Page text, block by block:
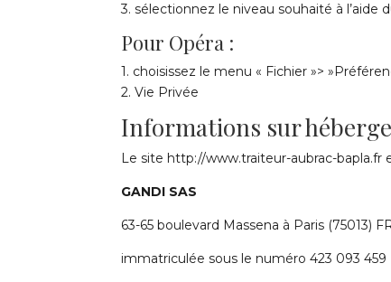
3. sélectionnez le niveau souhaité à l’aide
Pour Opéra :
1. choisissez le menu « Fichier »>
2. Vie Privée
Informations sur
Le site http://www.traiteur-aubrac-bapla.fr
GANDI SAS
63-65 boulevard Massena à Paris (75013)
immatriculée sous le numéro 423 093 459